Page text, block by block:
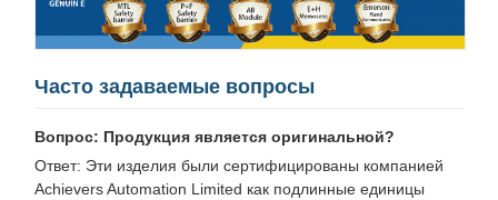
Часто задаваемые вопросы
Вопрос: Продукция является оригинальной?
Ответ: Эти изделия были сертифицированы компанией
Achievers Automation Limited как подлинные единицы